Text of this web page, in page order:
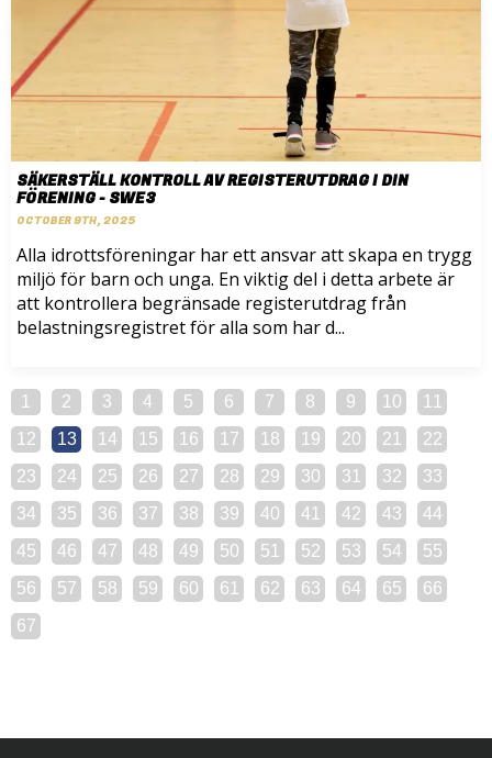
SÄKERSTÄLL KONTROLL AV REGISTERUTDRAG I DIN
FÖRENING - SWE3
OCTOBER 9TH, 2025
Alla idrottsföreningar har ett ansvar att skapa en trygg
miljö för barn och unga. En viktig del i detta arbete är
att kontrollera begränsade registerutdrag från
belastningsregistret för alla som har d...
1 2 3 4 5 6 7 8 9 10
11
12
13 14 15 16 17 18 19 20 21
22
23
24 25 26 27 28 29 30 31 32
33
34
35 36 37 38 39 40 41 42 43
44
45
46 47 48 49 50 51 52 53 54
55
56
57 58 59 60 61 62 63 64 65
66
67